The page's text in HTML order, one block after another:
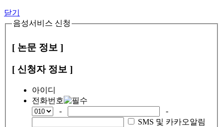
닫기
음성서비스 신청
[ 논문 정보 ]
[ 신청자 정보 ]
아이디
전화번호
-
-
SMS 및 카카오알림